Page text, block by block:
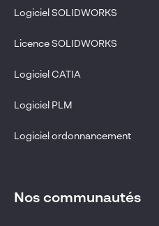
Logiciel SOLIDWORKS
Licence SOLIDWORKS
Logiciel CATIA
Logiciel PLM
Logiciel ordonnancement
Nos communautés